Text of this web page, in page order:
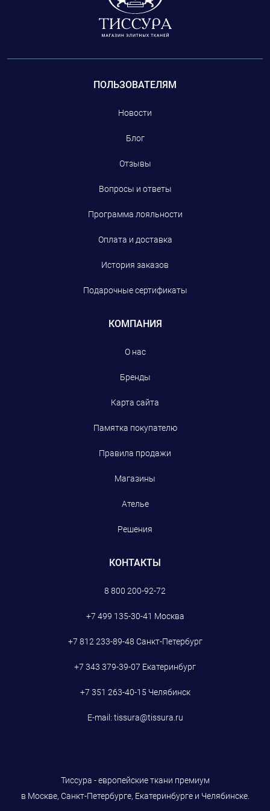
ПОЛЬЗОВАТЕЛЯМ
Новости
Блог
Отзывы
Вопросы и ответы
Программа лояльности
Оплата и доставка
История заказов
Подарочные сертификаты
КОМПАНИЯ
О нас
Бренды
Карта сайта
Памятка покупателю
Правила продажи
Магазины
Ателье
Решения
КОНТАКТЫ
8 800 200-92-72
+7 499 135-30-41 Москва
+7 812 233-89-48 Санкт-Петербург
+7 343 379-39-07 Екатеринбург
+7 351 263-40-15 Челябинск
E-mail: tissura@tissura.ru
Тиссура - европейские ткани премиум
в Москве, Санкт-Петербурге, Екатеринбурге и Челябинске.